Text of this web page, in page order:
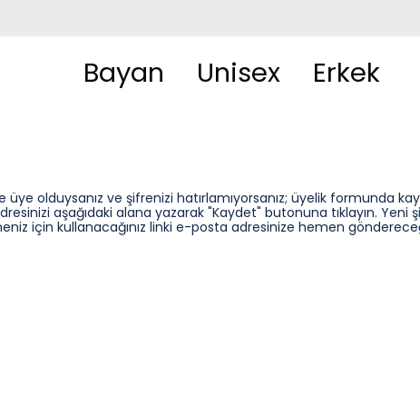
Bayan Unisex Erkek
üye olduysanız ve şifrenizi hatırlamıyorsanız; üyelik formunda
aşağıdaki alana yazarak "Kaydet" butonuna tıklayın. Yeni
için kullanacağınız linki e-posta adresinize hemen